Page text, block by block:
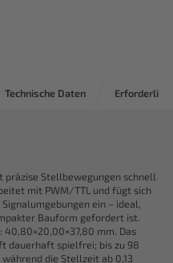
Technische Daten
präzise Stellbewegungen schnell
mit PWM/TTL und fügt sich
ein – ideal,
Bauform gefordert ist.
40,80×20,00×37,80 mm. Das
dauerhaft spielfrei; bis zu 98
die Stellzeit ab 0,13